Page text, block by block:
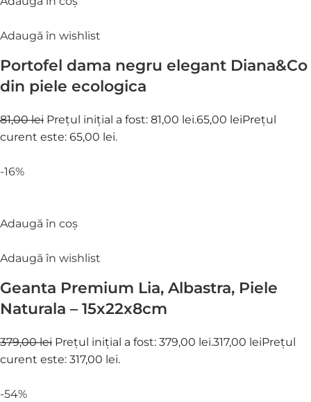
Adaugă în wishlist
Portofel dama negru elegant Diana&Co
din piele ecologica
81,00 lei Prețul inițial a fost: 81,00 lei.65,00 leiPrețul
curent este: 65,00 lei.
-16%
Adaugă în coș
Adaugă în wishlist
Geanta Premium Lia, Albastra, Piele
Naturala – 15x22x8cm
379,00 lei Prețul inițial a fost: 379,00 lei.317,00 leiPrețul
curent este: 317,00 lei.
-54%